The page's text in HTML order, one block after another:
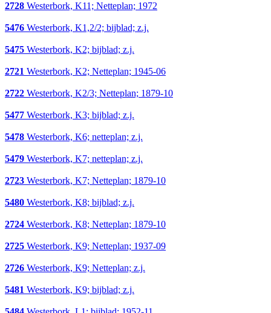
2728 Westerbork, K11; Netteplan; 1972
5476 Westerbork, K1,2/2; bijblad; z.j.
5475 Westerbork, K2; bijblad; z.j.
2721 Westerbork, K2; Netteplan; 1945-06
2722 Westerbork, K2/3; Netteplan; 1879-10
5477 Westerbork, K3; bijblad; z.j.
5478 Westerbork, K6; netteplan; z.j.
5479 Westerbork, K7; netteplan; z.j.
2723 Westerbork, K7; Netteplan; 1879-10
5480 Westerbork, K8; bijblad; z.j.
2724 Westerbork, K8; Netteplan; 1879-10
2725 Westerbork, K9; Netteplan; 1937-09
2726 Westerbork, K9; Netteplan; z.j.
5481 Westerbork, K9; bijblad; z.j.